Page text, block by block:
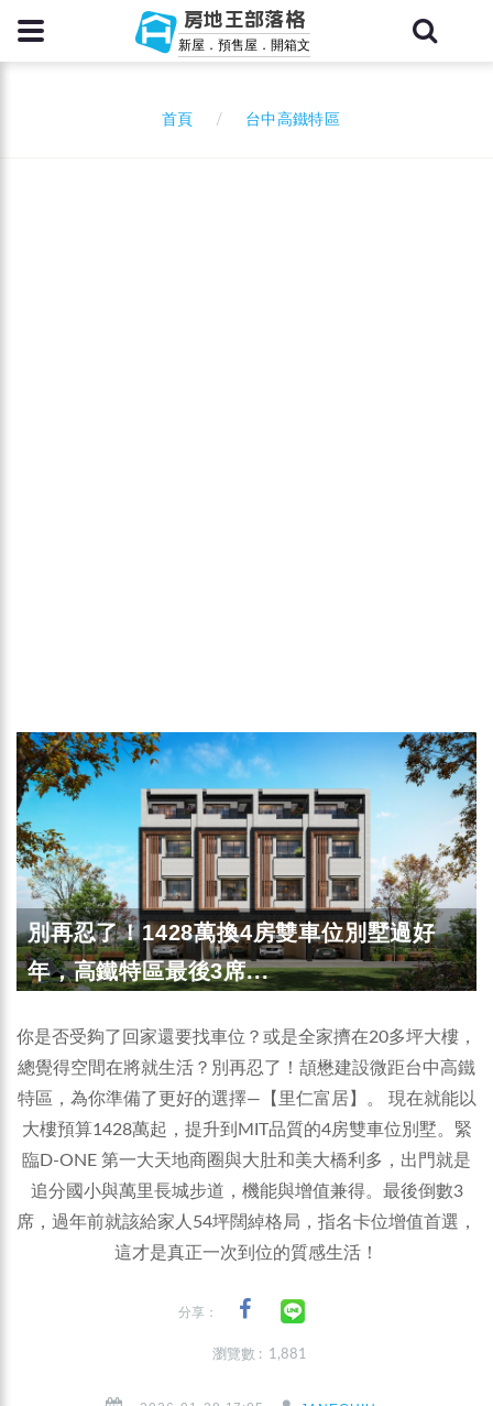
房地王部落格
新屋．預售屋．開箱文
首頁 台中高鐵特區
別再忍了！1428萬換4房雙車位別墅過好
年，高鐵特區最後3席...
你是否受夠了回家還要找車位？或是全家擠在20多坪大樓，
總覺得空間在將就生活？別再忍了！頡懋建設微距台中高鐵
特區，為你準備了更好的選擇—【里仁富居】。 現在就能以
大樓預算1428萬起，提升到MIT品質的4房雙車位別墅。緊
臨D-ONE 第一大天地商圈與大肚和美大橋利多，出門就是
追分國小與萬里長城步道，機能與增值兼得。最後倒數3
席，過年前就該給家人54坪闊綽格局，指名卡位增值首選，
這才是真正一次到位的質感生活！
分享：
瀏覽數 : 1,881